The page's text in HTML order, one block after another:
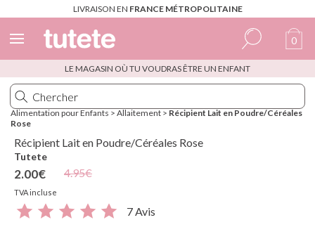
LIVRAISON EN FRANCE MÉTROPOLITAINE
Espagnol
Italien
Français
0
LE MAGASIN OÙ TU VOUDRAS ÊTRE UN ENFANT
Alimentation pour Enfants > Allaitement > Récipient Lait en Poudre/Céréales
Rose
Récipient Lait en Poudre/Céréales Rose
Tutete
2.00€
TVA incluse
4.95€
7 Avis